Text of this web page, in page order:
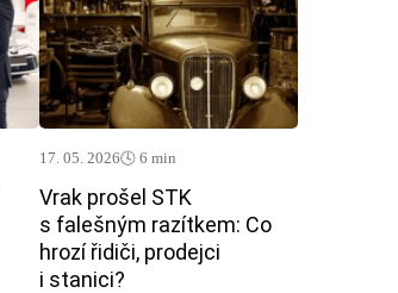
17. 05. 2026🕓 6 min
Vrak prošel STK
s falešným razítkem: Co
hrozí řidiči, prodejci
i stanici?